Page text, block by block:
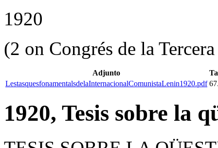
1920
(2 on Congrés de la
Adjunto
LestasquesfonamentalsdelaInternacionalComunistaLenin1920.pdf
1920, Tesis sobre la